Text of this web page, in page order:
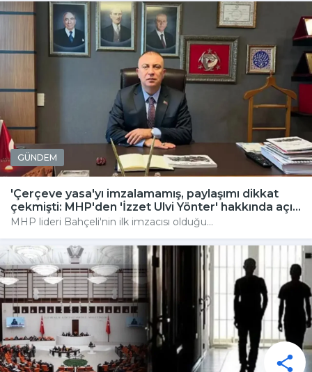
GÜNDEM
'Çerçeve yasa'yı imzalamamış, paylaşımı dikkat
çekmişti: MHP'den 'İzzet Ulvi Yönter' hakkında açı...
MHP lideri Bahçeli'nin ilk imzacısı olduğu...